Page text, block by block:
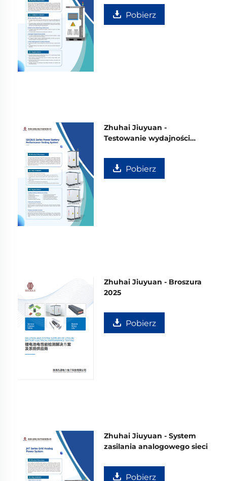
prądu przemiennego
Pobierz
Zhuhai Jiuyuan -
Testowanie wydajności
Pobierz
Zhuhai Jiuyuan - Broszura
2025
Pobierz
Zhuhai Jiuyuan - System
zasilania analogowego sieci
Pobierz